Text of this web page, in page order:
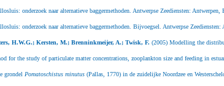
onderzoek naar alternatieve baggermethoden. Antwerpse Zeediensten:
onderzoek naar alternatieve baggermethoden. Bijvoegsel. Antwerpse
H.W.G.; Kersten, M.; Brenninkmeijer, A.; Twisk, F. (2005) Modelling the
for the study of particulate matter concentrations, zooplankton size and feeding in
grondel Pomatoschistus minutus (Pallas, 1770) in de zuidelijke Noordzee en